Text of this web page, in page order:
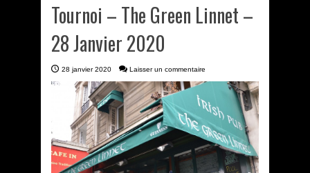
Tournoi – The Green Linnet –
28 Janvier 2020
28 janvier 2020 Laisser un commentaire